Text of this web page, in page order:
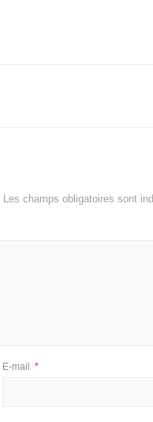
Les champs obligatoires sont
E-mail *